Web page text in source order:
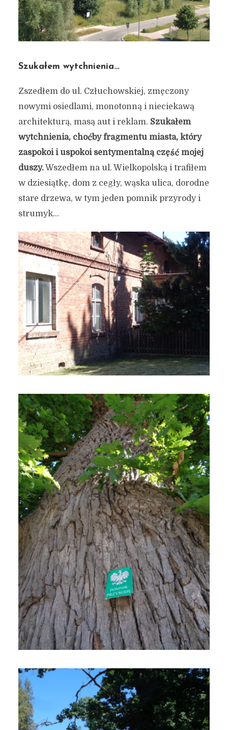
Szukałem wytchnienia…
Zszedłem do ul. Człuchowskiej, zmęczony
nowymi osiedlami, monotonną i nieciekawą
architekturą, masą aut i reklam. Szukałem
wytchnienia, choćby fragmentu miasta, który
zaspokoi i uspokoi sentymentalną część mojej
duszy.Wszedłem na ul. Wielkopolską i trafiłem
w dziesiątkę, dom z cegły, wąska ulica, dorodne
stare drzewa, w tym jeden pomnik przyrody i
strumyk…